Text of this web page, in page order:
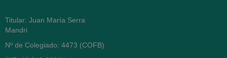
Titular: Juan María Serra
Mandri
Nº de Colegiado: 4473 (COFB)